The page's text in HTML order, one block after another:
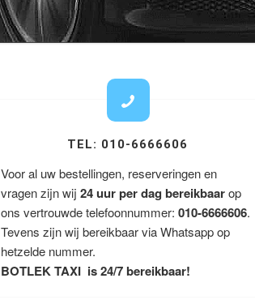
TEL: 010-6666606
Voor al uw bestellingen, reserveringen en
vragen zijn wij 24 uur per dag bereikbaarop
ons vertrouwde telefoonnummer: 010-6666606.
Tevens zijn wij bereikbaar via Whatsapp op
hetzelde nummer.
BOTLEK TAXI is 24/7 bereikbaar!